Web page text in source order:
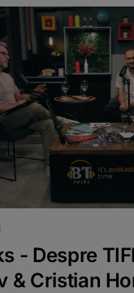
- Despre
& Cristian